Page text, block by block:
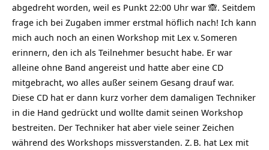
abgedreht worden, weil es Punkt 22:00 Uhr war 🙈. Seitdem
frage ich bei Zugaben immer erstmal höflich nach! Ich kann
mich auch noch an einen Workshop mit Lex v. Someren
erinnern, den ich als Teilnehmer besucht habe. Er war
alleine ohne Band angereist und hatte aber eine CD
mitgebracht, wo alles außer seinem Gesang drauf war.
Diese CD hat er dann kurz vorher dem damaligen Techniker
in die Hand gedrückt und wollte damit seinen Workshop
bestreiten. Der Techniker hat aber viele seiner Zeichen
während des Workshops missverstanden. Z. B. hat Lex mit